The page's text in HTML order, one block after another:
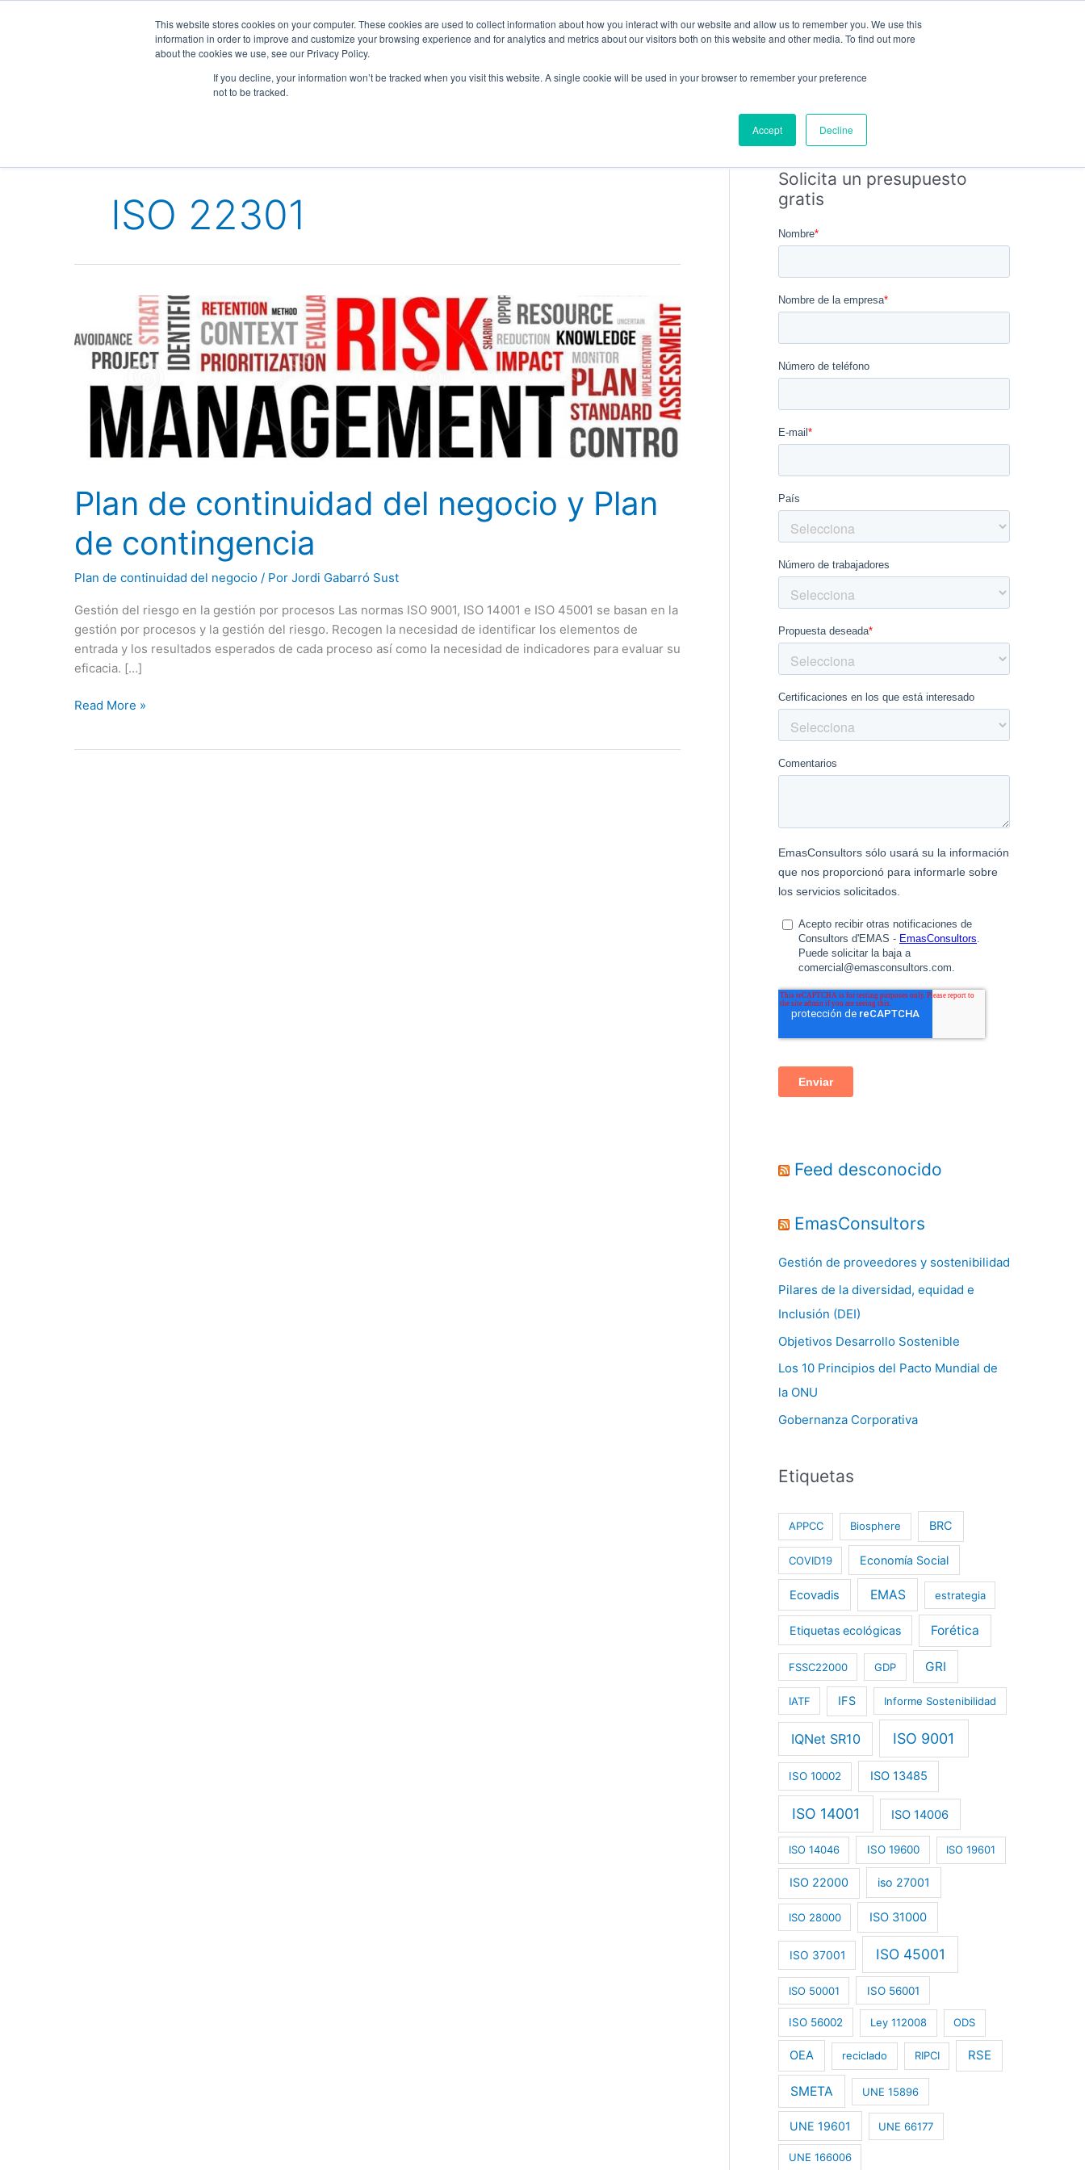
This website stores cookies on your computer. These cookies are used to collect information about how you interact with our website and allow us to remember you. We use this
information in order to improve and customize your browsing experience and for analytics and metrics about our visitors both on this website and other media. To find out more
about the cookies we use, see our Privacy Policy.
If you decline, your information won’t be tracked when you visit this website. A single cookie will be used in your browser to remember your preference
not to be tracked.
Accept Decline
PRESUPUESTO GRATUITO
Consultores ISO
ISO 22301
Plan de continuidad del negocio y Plan
de contingencia
Plan de continuidad del negocio / Por Jordi Gabarró Sust
Gestión del riesgo en la gestión por procesos Las normas ISO 9001, ISO 14001 e ISO 45001 se basan en la
gestión por procesos y la gestión del riesgo. Recogen la necesidad de identificar los elementos de
entrada y los resultados esperados de cada proceso así como la necesidad de indicadores para evaluar su
eficacia. […]
continuidad
Plan
contingencia
Read More »
Solicita un presupuesto
gratis
Feed desconocido
EmasConsultors
Gestión de proveedores y sostenibilidad
Pilares de la diversidad, equidad e
Inclusión (DEI)
Objetivos Desarrollo Sostenible
Los 10 Principios del Pacto Mundial de
la ONU
Gobernanza Corporativa
Etiquetas
APPCC Biosphere BRC
COVID19 Economía Social
Ecovadis EMAS estrategia
Etiquetas ecológicas Forética
FSSC22000 GDP GRI
IATF IFS Informe Sostenibilidad
IQNet SR10 ISO 9001
ISO 10002 ISO 13485
ISO 14001 ISO 14006
ISO 14046 ISO 19600 ISO 19601
ISO 22000 iso 27001
ISO 28000 ISO 31000
ISO 37001 ISO 45001
ISO 50001 ISO 56001
ISO 56002 Ley 112008 ODS
OEA reciclado RIPCI RSE
SMETA UNE 15896
UNE 19601 UNE 66177
UNE 166006